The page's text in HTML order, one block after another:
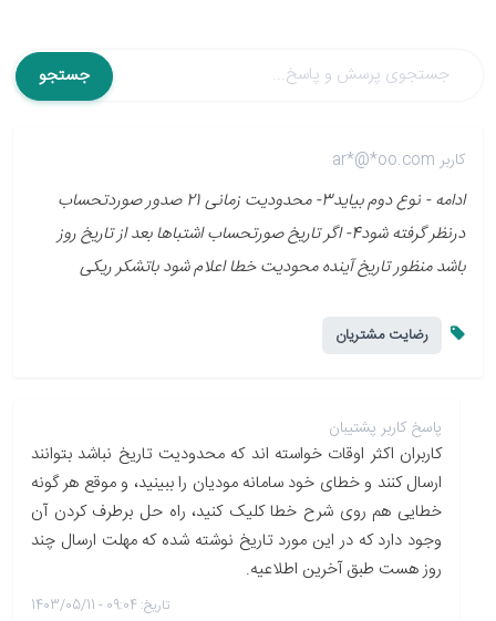
جستجو
کاربر ar*@*oo.com
ادامه - نوع دوم بیاید3- محدودیت زمانی 21 صدور صوردتحساب
درنظر گرفته شود4- اگر تاریخ صورتحساب اشتباها بعد از تاریخ روز
باشد منظور تاریخ آینده محودیت خطا اعلام شود باتشکر ریکی
رضایت مشتریان
پاسخ کاربر پشتیبان
کاربران اکثر اوقات خواسته اند که محدودیت تاریخ نباشد بتوانند
ارسال کنند و خطای خود سامانه مودیان را ببینید، و موقع هر گونه
خطایی هم روی شرح خطا کلیک کنید، راه حل برطرف کردن آن
وجود دارد که در این مورد تاریخ نوشته شده که مهلت ارسال چند
روز هست طبق آخرین اطلاعیه.
تاریخ: 09:04 - 1403/05/11